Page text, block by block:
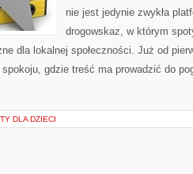
nie jest jedynie zwykła
drogowskaz, w którym
dla lokalnej społeczności. Już od
gdzie treść ma prowadzić do
DLA DZIECI